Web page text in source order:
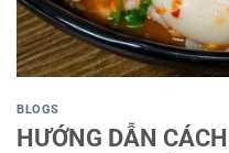
BLOGS
HƯỚNG DẪN